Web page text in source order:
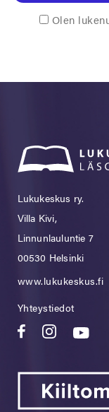
Olen
Lukukeskus ry.
Villa Kivi,
Linnunlauluntie 7
00530 Helsinki
www.lukukeskus.fi
Yhteystiedot